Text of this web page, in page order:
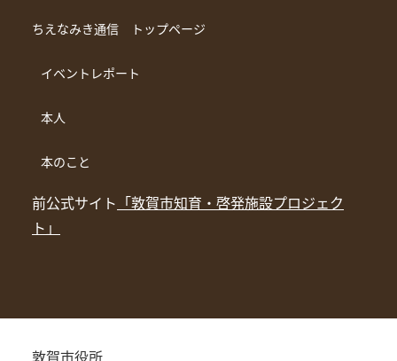
ちえなみき通信 トップページ
イベントレポート
本人
本のこと
前公式サイト 「敦賀市知育・啓発施設プロジェク
ト」